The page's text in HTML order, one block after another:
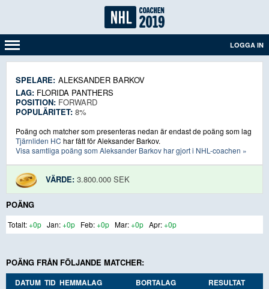
LOGGA IN
SPELARE: ALEKSANDER BARKOV
LAG: FLORIDA PANTHERS
POSITION: FORWARD
POPULÄRITET: 8%
Poäng och matcher som presenteras nedan är endast de poäng som lag
Tjärnliden HC har fått för Aleksander Barkov.
Visa samtliga poäng som Aleksander Barkov har gjort i NHL-coachen »
VÄRDE: 3.800.000 SEK
POÄNG
+0p +0p +0p +0p +0p
POÄNG FRÅN FÖLJANDE MATCHER:
DATUM TID HEMMALAG BORTALAG RESULTAT